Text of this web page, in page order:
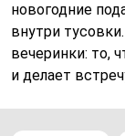
новогодние
внутри
вечеринки: то,
и делает